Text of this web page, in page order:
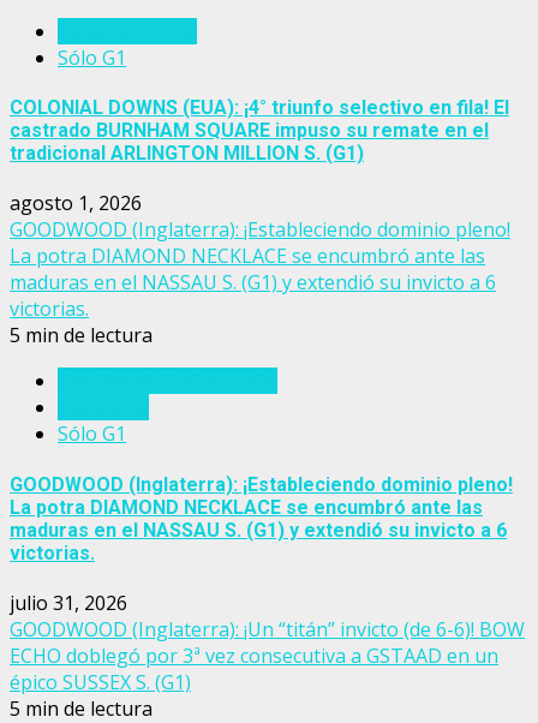
Sólo G1
COLONIAL DOWNS (EUA): ¡4° triunfo selectivo en fila! El
castrado BURNHAM SQUARE impuso su remate en el
tradicional ARLINGTON MILLION S. (G1)
agosto 1, 2026
GOODWOOD (Inglaterra): ¡Estableciendo dominio pleno!
La potra DIAMOND NECKLACE se encumbró ante las
maduras en el NASSAU S. (G1) y extendió su invicto a 6
victorias.
5 min de lectura
Sólo G1
GOODWOOD (Inglaterra): ¡Estableciendo dominio pleno!
La potra DIAMOND NECKLACE se encumbró ante las
maduras en el NASSAU S. (G1) y extendió su invicto a 6
victorias.
julio 31, 2026
GOODWOOD (Inglaterra): ¡Un “titán” invicto (de 6-6)! BOW
ECHO doblegó por 3ª vez consecutiva a GSTAAD en un
épico SUSSEX S. (G1)
5 min de lectura